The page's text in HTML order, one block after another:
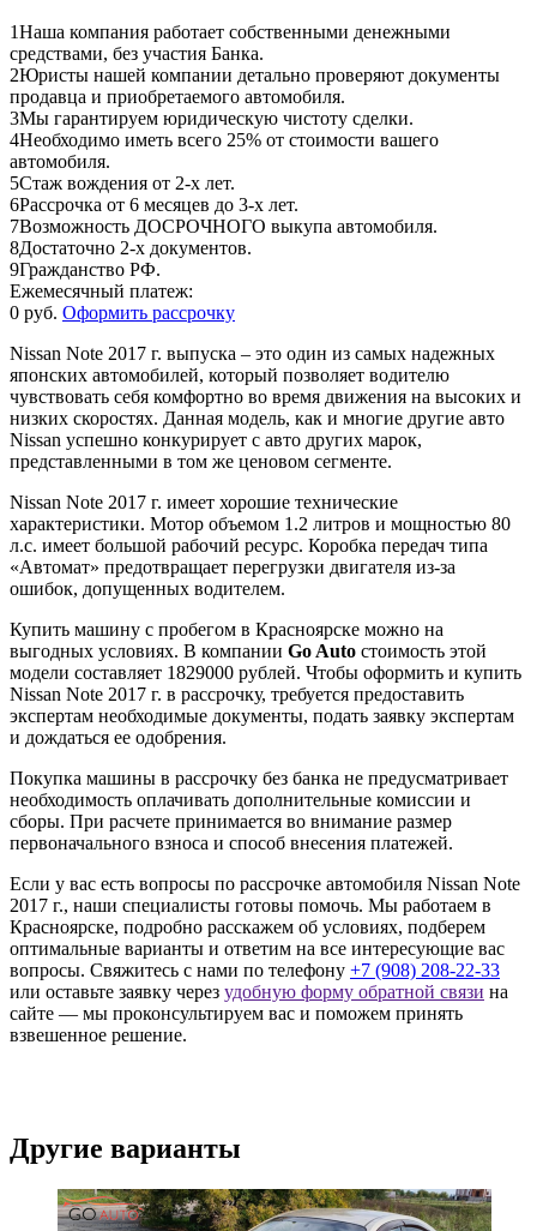
1Наша компания работает собственными денежными
средствами, без участия Банка.
2Юристы нашей компании детально проверяют документы
продавца и приобретаемого автомобиля.
3Мы гарантируем юридическую чистоту сделки.
4Необходимо иметь всего 25% от стоимости вашего
автомобиля.
5Стаж вождения от 2-х лет.
6Рассрочка от 6 месяцев до 3-х лет.
7Возможность ДОСРОЧНОГО выкупа автомобиля.
8Достаточно 2-х документов.
9Гражданство РФ.
Ежемесячный платеж:
0 руб. Оформить рассрочку
Nissan Note 2017 г. выпуска – это один из самых надежных
японских автомобилей, который позволяет водителю
чувствовать себя комфортно во время движения на высоких и
низких скоростях. Данная модель, как и многие другие авто
Nissan успешно конкурирует с авто других марок,
представленными в том же ценовом сегменте.
Nissan Note 2017 г. имеет хорошие технические
характеристики. Мотор объемом 1.2 литров и мощностью 80
л.с. имеет большой рабочий ресурс. Коробка передач типа
«Автомат» предотвращает перегрузки двигателя из-за
ошибок, допущенных водителем.
Купить машину с пробегом в Красноярске можно на
выгодных условиях. В компании Go Auto стоимость этой
модели составляет 1829000 рублей. Чтобы оформить и купить
Nissan Note 2017 г. в рассрочку, требуется предоставить
экспертам необходимые документы, подать заявку экспертам
и дождаться ее одобрения.
Покупка машины в рассрочку без банка не предусматривает
необходимость оплачивать дополнительные комиссии и
сборы. При расчете принимается во внимание размер
первоначального взноса и способ внесения платежей.
Если у вас есть вопросы по рассрочке автомобиля Nissan Note
2017 г., наши специалисты готовы помочь. Мы работаем в
Красноярске, подробно расскажем об условиях, подберем
оптимальные варианты и ответим на все интересующие вас
вопросы. Свяжитесь с нами по телефону +7 (908) 208-22-33
или оставьте заявку через удобную форму обратной связи на
сайте — мы проконсультируем вас и поможем принять
взвешенное решение.
Другие варианты